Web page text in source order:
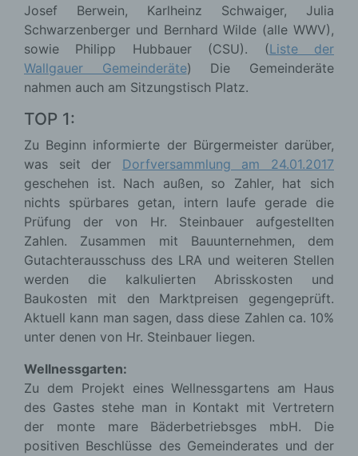
Josef Berwein, Karlheinz Schwaiger, Julia
Schwarzenberger und Bernhard Wilde (alle WWV),
sowie Philipp Hubbauer (CSU). (Liste der
Wallgauer Gemeinderäte) Die Gemeinderäte
nahmen auch am Sitzungstisch Platz.
TOP 1:
Zu Beginn informierte der Bürgermeister darüber,
was seit der Dorfversammlung am 24.01.2017
geschehen ist. Nach außen, so Zahler, hat sich
nichts spürbares getan, intern laufe gerade die
Prüfung der von Hr. Steinbauer aufgestellten
Zahlen. Zusammen mit Bauunternehmen, dem
Gutachterausschuss des LRA und weiteren Stellen
werden die kalkulierten Abrisskosten und
Baukosten mit den Marktpreisen gegengeprüft.
Aktuell kann man sagen, dass diese Zahlen ca. 10%
unter denen von Hr. Steinbauer liegen.
Wellnessgarten:
Zu dem Projekt eines Wellnessgartens am Haus
des Gastes stehe man in Kontakt mit Vertretern
der monte mare Bäderbetriebsges mbH. Die
positiven Beschlüsse des Gemeinderates und der